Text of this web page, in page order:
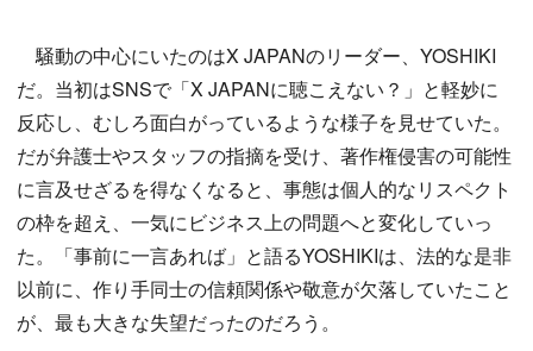
騒動の中心にいたのはX JAPANのリーダー、YOSHIKI
だ。当初はSNSで「X JAPANに聴こえない？」と軽妙に
反応し、むしろ面白がっているような様子を見せていた。
だが弁護士やスタッフの指摘を受け、著作権侵害の可能性
に言及せざるを得なくなると、事態は個人的なリスペクト
の枠を超え、一気にビジネス上の問題へと変化していっ
た。「事前に一言あれば」と語るYOSHIKIは、法的な是非
以前に、作り手同士の信頼関係や敬意が欠落していたこと
が、最も大きな失望だったのだろう。